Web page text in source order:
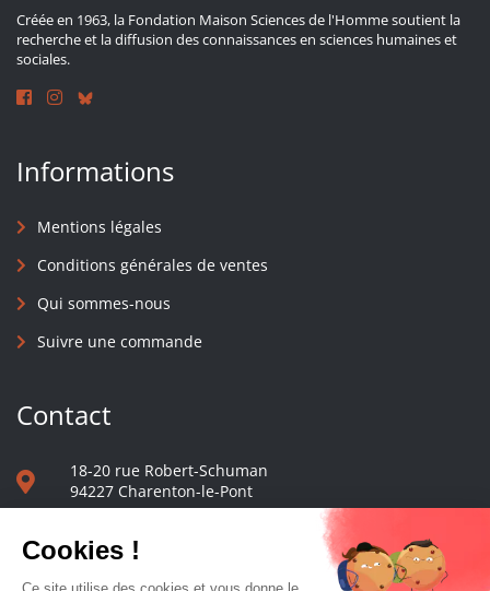
Créée en 1963, la Fondation Maison Sciences de l'Homme soutient la
recherche et la diffusion des connaissances en sciences humaines et
sociales.
Informations
Mentions légales
Conditions générales de ventes
Qui sommes-nous
Suivre une commande
Contact
18-20 rue Robert-Schuman
94227 Charenton-le-Pont